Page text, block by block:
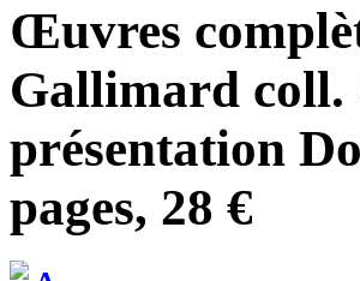
Œuvres
Gallimard coll.
présentation
pages, 28 €